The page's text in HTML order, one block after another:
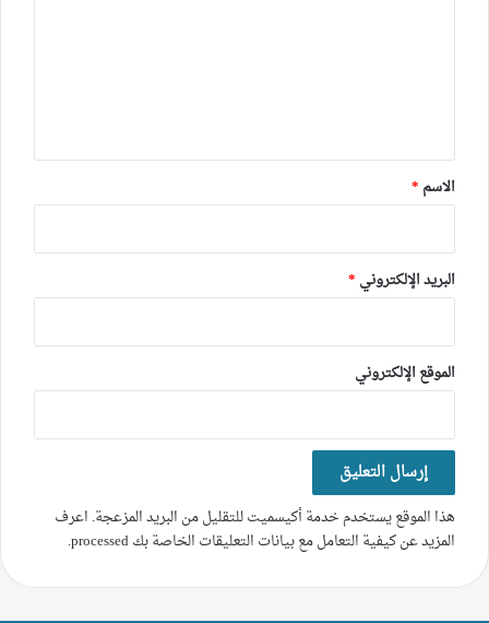
*
الاسم *
البريد الإلكتروني *
الموقع الإلكتروني
هذا الموقع يستخدم خدمة أكيسميت للتقليل من البريد المزعجة. اعرف
المزيد عن كيفية التعامل مع بيانات التعليقات الخاصة بك processed
.